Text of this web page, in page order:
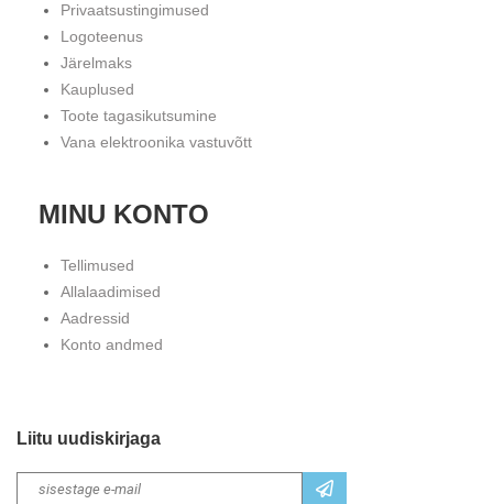
Privaatsustingimused
Logoteenus
Järelmaks
Kauplused
Toote tagasikutsumine
Vana elektroonika vastuvõtt
MINU KONTO
Tellimused
Allalaadimised
Aadressid
Konto andmed
Liitu uudiskirjaga